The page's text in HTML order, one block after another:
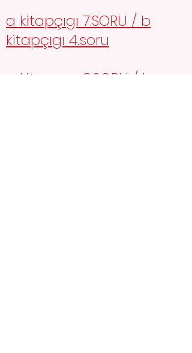
a kitapçıgı 7.SORU / b
kitapçıgı 4.soru
a kitapçıgı 8.SORU / b